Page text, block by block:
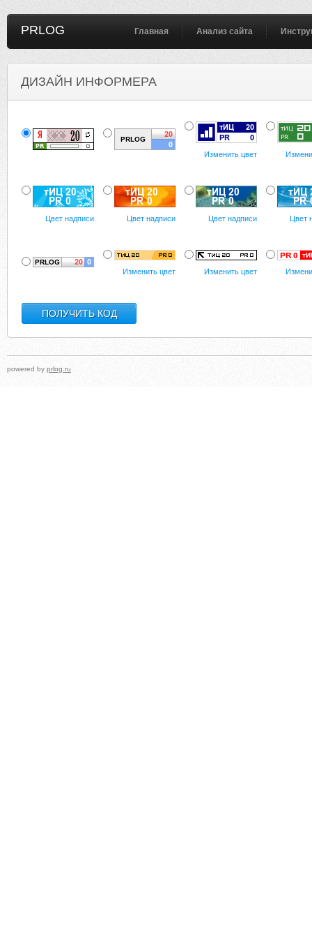
PRLOG Главная Анализ сайта
ДИЗАЙН ИНФОРМЕРА
Изменить цвет
Цвет надписи Цвет надписи Цвет надписи Цвет
Изменить цвет Изменить цвет
powered by prlog.ru